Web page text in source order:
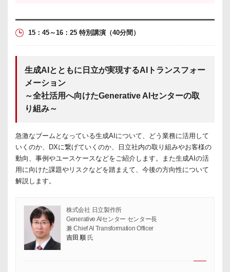
15：45～16：25 特別講演 （40分間）
生成AIとともに日立が実現するAIトランスフォー
メーション
～全社活用へ向けたGenerative AIセンターの取
り組み～
急激なブームとなっている生成AIについて、どう業務に活用して
いくのか、DXに繋げていくのか、日立社内の取り組みやお客様の
動向、事例やユースケースなどをご紹介します。また生成AIの活
用に向けた課題やリスクなどを踏まえて、今後の方向性について
解説します。
株式会社 日立製作所
Generative AIセンター センター長
兼 Chief AI Transformation Officer
吉田 順氏